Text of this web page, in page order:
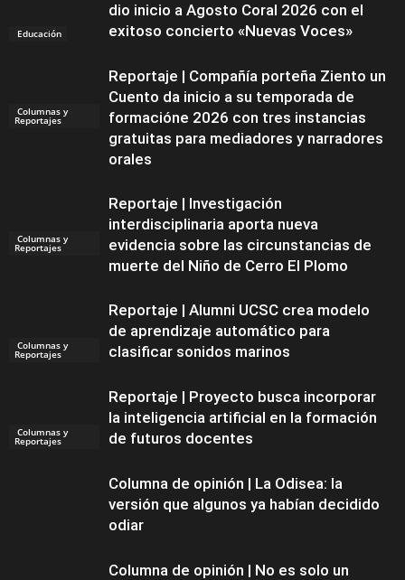
Educación
dio inicio a Agosto Coral 2026 con el
exitoso concierto «Nuevas Voces»
Columnas y
Reportajes
Reportaje | Compañía porteña Ziento un
Cuento da inicio a su temporada de
formacióne 2026 con tres instancias
gratuitas para mediadores y narradores
orales
Columnas y
Reportajes
Reportaje | Investigación
interdisciplinaria aporta nueva
evidencia sobre las circunstancias de
muerte del Niño de Cerro El Plomo
Columnas y
Reportajes
Reportaje | Alumni UCSC crea modelo
de aprendizaje automático para
clasificar sonidos marinos
Columnas y
Reportajes
Reportaje | Proyecto busca incorporar
la inteligencia artificial en la formación
de futuros docentes
Columna de opinión | La Odisea: la
versión que algunos ya habían decidido
odiar
Columna de opinión | No es solo un